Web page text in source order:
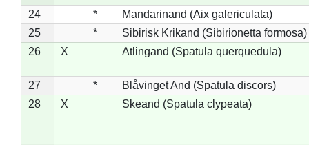
24 *
Mandarinand (Aix galericulata)
25
*
Sibirisk Krikand (Sibirionetta formosa)
26
X Atlingand (Spatula querquedula)
27 *
Blåvinget And (Spatula discors)
28
X Skeand (Spatula clypeata)